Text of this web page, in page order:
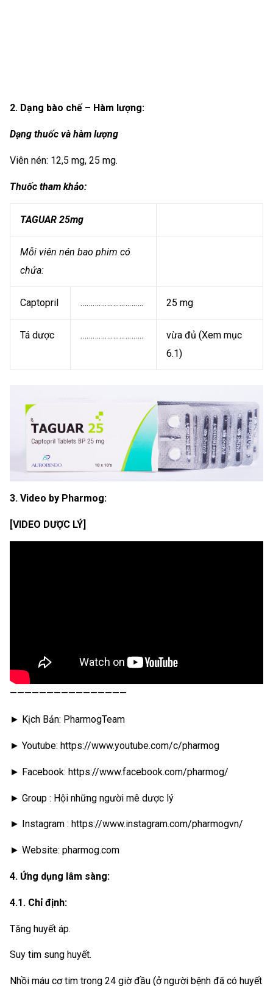
2. Dạng bào chế – Hàm lượng:
Dạng thuốc và hàm lượng
Viên nén: 12,5 mg, 25 mg.
Thuốc tham khảo:
TAGUAR 25mg
Mỗi viên nén bao phim có
chứa:
Captopril …………………………. 25 mg
Tá dược ………………………….
vừa đủ (Xem mục
6.1)
3. Video by Pharmog:
[VIDEO DƯỢC LÝ]
————————————————
► Kịch Bản: PharmogTeam
► Youtube: https://www.youtube.com/c/pharmog
► Facebook: https://www.facebook.com/pharmog/
► Group : Hội những người mê dược lý
► Instagram : https://www.instagram.com/pharmogvn/
► Website: pharmog.com
4. Ứng dụng lâm sàng:
4.1. Chỉ định:
Tăng huyết áp.
Suy tim sung huyết.
Nhồi máu cơ tim trong 24 giờ đầu (ở người bệnh đã có huyết